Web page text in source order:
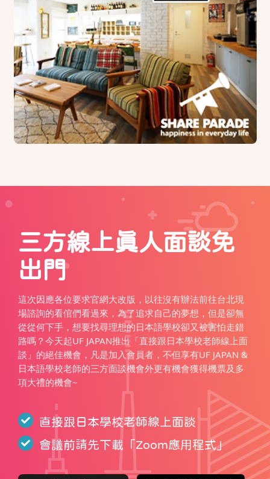
三方線上真人面談免
出門
這次因應各位要求官網大改版，以往沒有辦法前往台北現
場諮詢的看倌們看過來，為了追求自己的夢想，但是卻無
從從何下手，想要找尋理想的日本語學校卻又被害怕走錯
路嗎？今天起UF JAPAN推出「直接跟日本學校老師線上面
談」的絕佳機會，凡是加入會員者，不但享有UF JAPAN &
日本語學校老師的三方面談機會外更有機會獲得機票及多
項大禮的機會~
直接跟日本學校老師線上面談
會議前請先下載「Zoom應用程式」